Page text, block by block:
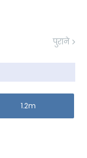
पुराने
1.2m